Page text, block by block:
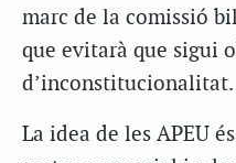
marc de la comissió
que evitarà que sigui
d’inconstitucionalitat.
La idea de les APEU